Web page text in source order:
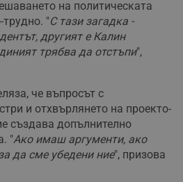
на политическата
трудно. "С тази загадка -
другият е Калин
трябва да отстъпи",
че въпросът с
и отхвърлянето на проекто-
създава допълнително
"Ако имаш аргументи, ако
да сме убедени ние", призова